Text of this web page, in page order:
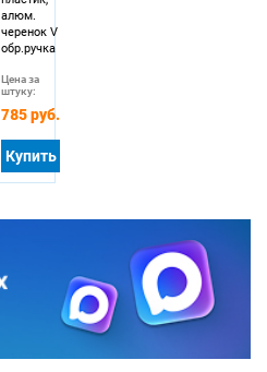
алюм.
черенок V
обр.ручка
Цена за
штуку:
785 руб.
Купить